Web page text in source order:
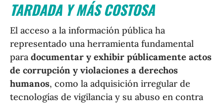
TARDADA Y MÁS COSTOSA
El acceso a la información pública ha
representado una herramienta fundamental
paradocumentar y exhibir públicamente actos
de corrupción y violaciones a derechos
humanos, como la adquisición irregular de
tecnologías de vigilancia y su abuso en contra